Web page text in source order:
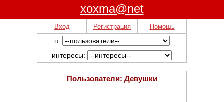
xoxma@net
Вход Регистрация Помощь
п:
интересы:
Пользователи: Девушки